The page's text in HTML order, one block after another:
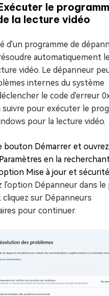
le
la lecture vidéo
d'un programme de
automatiquement
vidéo. Le dépanneur
internes du système
le code d'erreur
suivre pour exécuter le
pour la lecture vidéo.
bouton Démarrer et ouvrez
en la
Mise à jour et
l'option Dépanneur dans le
cliquez sur Dépanneurs
pour continuer.